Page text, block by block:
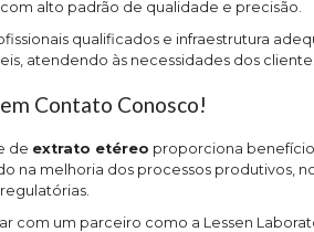
com alto padrão de qualidade e precisão.
qualificados e infraestrutura
atendendo às necessidades dos
Contato Conosco!
de extrato etéreo proporciona
na melhoria dos processos produtivos,
com um parceiro como a Lessen